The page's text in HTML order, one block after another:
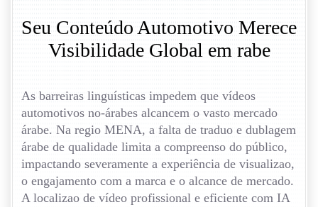
Seu Conteúdo Automotivo Merece
Visibilidade Global em rabe
As barreiras linguísticas impedem que vídeos
automotivos no-árabes alcancem o vasto mercado
árabe. Na regio MENA, a falta de traduo e dublagem
árabe de qualidade limita a compreenso do público,
impactando severamente a experiência de visualizao,
o engajamento com a marca e o alcance de mercado.
A localizao de vídeo profissional e eficiente com IA